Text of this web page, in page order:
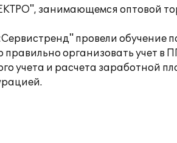
занимающемся оптовой
провели обучение
правильно организовать учет
учета и расчета заработной